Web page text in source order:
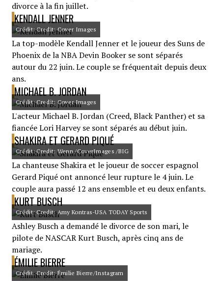
divorce à la fin juillet.
KENDALL JENNER
Crédit: Credit: Cover Images
La top-modèle Kendall Jenner et le joueur des Suns de
Phoenix de la NBA Devin Booker se sont séparés
autour du 22 juin. Le couple se fréquentait depuis deux
ans.
MICHAEL B. JORDAN
Crédit: Credit: Cover Images
L'acteur Michael B. Jordan (Creed, Black Panther) et sa
fiancée Lori Harvey se sont séparés au début juin.
SHAKIRA ET GERARD PIQUÉ
Crédit: Credit: Wenn /CoverImages /BIG
La chanteuse Shakira et le joueur de soccer espagnol
Gerard Piqué ont annoncé leur rupture le 4 juin. Le
couple aura passé 12 ans ensemble et eu deux enfants.
KURT BUSCH
Crédit: Credit: Amy Kontras-USA TODAY Sports
Ashley Busch a demandé le divorce de son mari, le
pilote de NASCAR Kurt Busch, après cinq ans de
mariage.
ÉMILIE BIERRE
Crédit: Credit: Émilie Bierre/Instagram